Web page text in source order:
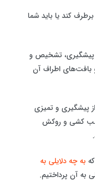
کند یا باید شما
تشخیص و
بافت‌های اطراف آن
پیشگیری و تمیزی
کشی و روکش
به چه دلایلی به
به آن پرداختیم.